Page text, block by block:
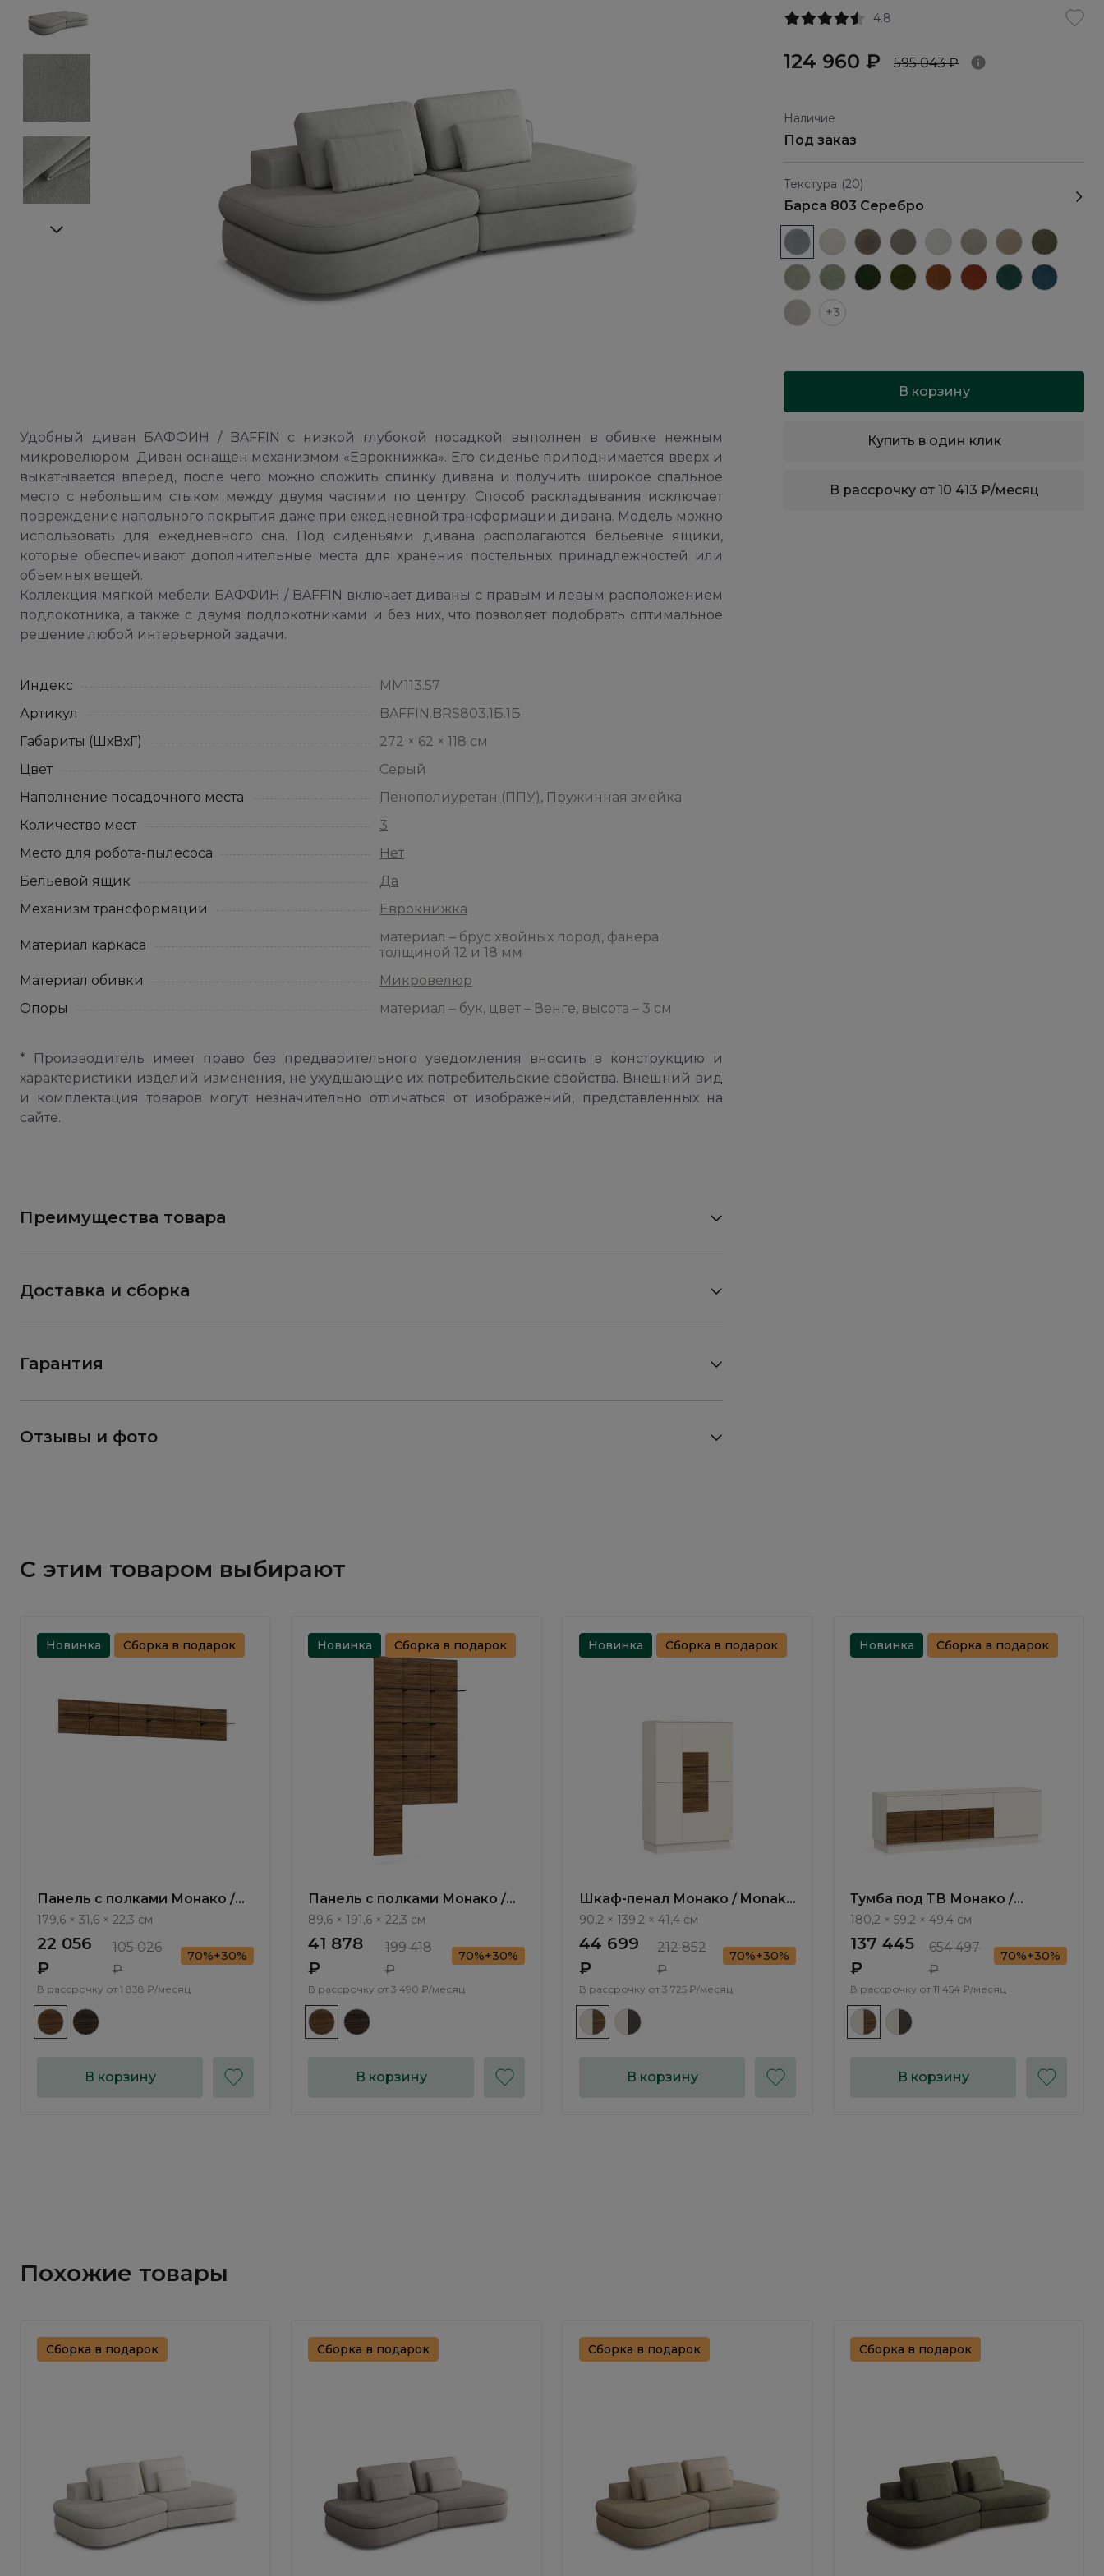
4.8
124 960 ₽ 595 043 ₽
Наличие
Под заказ
Текстура (20)
Барса 803 Серебро
+3
В корзину
Купить в один клик
В рассрочку от 10 413 ₽/месяц
Удобный диван БАФФИН / BAFFIN с низкой глубокой посадкой выполнен в обивке нежным
микровелюром. Диван оснащен механизмом «Еврокнижка». Его сиденье приподнимается вверх и
выкатывается вперед, после чего можно сложить спинку дивана и получить широкое спальное
место с небольшим стыком между двумя частями по центру. Способ раскладывания исключает
повреждение напольного покрытия даже при ежедневной трансформации дивана. Модель можно
использовать для ежедневного сна. Под сиденьями дивана располагаются бельевые ящики,
которые обеспечивают дополнительные места для хранения постельных принадлежностей или
объемных вещей.
Коллекция мягкой мебели БАФФИН / BAFFIN включает диваны с правым и левым расположением
подлокотника, а также с двумя подлокотниками и без них, что позволяет подобрать оптимальное
решение любой интерьерной задачи.
Индекс
ММ113.57
Артикул
BAFFIN.BRS803.1Б.1Б
Габариты (ШхВхГ)
272 × 62 × 118 см
Цвет
Серый
Наполнение посадочного места
Пенополиуретан (ППУ), Пружинная змейка
Количество мест
3
Место для робота-пылесоса
Нет
Бельевой ящик
Да
Механизм трансформации
Еврокнижка
Материал каркаса
материал – брус хвойных пород, фанера
толщиной 12 и 18 мм
Материал обивки
Микровелюр
Опоры
материал – бук, цвет – Венге, высота – 3 см
* Производитель имеет право без предварительного уведомления вносить в конструкцию и
характеристики изделий изменения, не ухудшающие их потребительские свойства. Внешний вид
и комплектация товаров могут незначительно отличаться от изображений, представленных на
сайте.
Преимущества товара
Доставка и сборка
Гарантия
Отзывы и фото
С этим товаром выбирают
Новинка Сборка в подарок
Панель с полками Монако /
Monako MN636.1
179,6 × 31,6 × 22,3 см
22 056
₽
105 026
₽
70%+30%
В рассрочку от 1 838 ₽/месяц
В корзину
Новинка Сборка в подарок
Панель с полками Монако /
Monako MN631.1
89,6 × 191,6 × 22,3 см
41 878
₽
199 418
₽
70%+30%
В рассрочку от 3 490 ₽/месяц
В корзину
Новинка Сборка в подарок
Шкаф-пенал Монако / Monako
MN601.1
90,2 × 139,2 × 41,4 см
44 699
₽
212 852
₽
70%+30%
В рассрочку от 3 725 ₽/месяц
В корзину
Новинка Сборка в подарок
Тумба под ТВ Монако /
Monako MN502.1
180,2 × 59,2 × 49,4 см
137 445
₽
654 497
₽
70%+30%
В рассрочку от 11 454 ₽/месяц
В корзину
Похожие товары
Сборка в подарок Сборка в подарок Сборка в подарок Сборка в подарок